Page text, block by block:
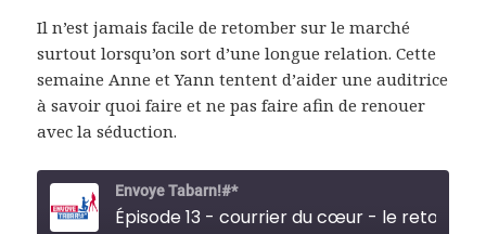
Il n’est jamais facile de retomber sur le marché
surtout lorsqu’on sort d’une longue relation. Cette
semaine Anne et Yann tentent d’aider une auditrice
à savoir quoi faire et ne pas faire afin de renouer
avec la séduction.
Envoye Tabarn!#*